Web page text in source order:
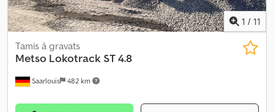
1 / 11
Saarlouis 482 km
Tamis à gravats
Metso Lokotrack ST 4.8